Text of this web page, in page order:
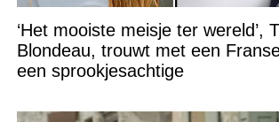
‘Het mooiste meisje ter wereld’,
Blondeau, trouwt met een
een sprookjesachtige